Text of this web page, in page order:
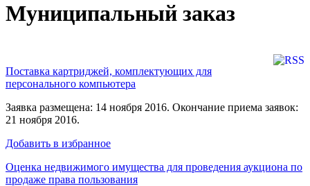
Муниципальный заказ
Поставка картриджей, комплектующих для
персонального компьютера
Заявка размещена: 14 ноября 2016. Окончание приема заявок:
21 ноября 2016.
Добавить в избранное
Оценка недвижимого имущества для проведения аукциона по
продаже права пользования